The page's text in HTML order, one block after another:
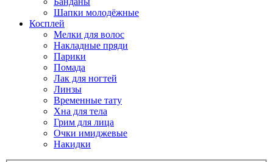
Шапки молодёжные
Косплей
Мелки для волос
Накладные пряди
Парики
Помада
Лак для ногтей
Линзы
Временные тату
Хна для тела
Грим для лица
Очки имиджевые
Накидки